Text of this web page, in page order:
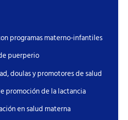
programas materno-infantiles
puerperio
doulas y promotores de salud
promoción de la lactancia
en salud materna